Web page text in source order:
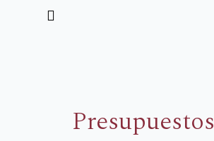
Presupuestos